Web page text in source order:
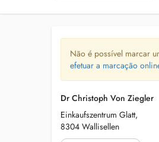
Não é possível marcar
efetuar a marcação
Dr Christoph Von Ziegler
Einkaufszentrum Glatt,
8304 Wallisellen